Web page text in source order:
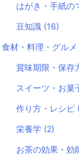
はがき・手紙の
豆知識 (16)
食材・料理・グルメ
賞味期限・保存
スイーツ・お菓
作り方・レシピ
栄養学 (2)
お茶の効果・効